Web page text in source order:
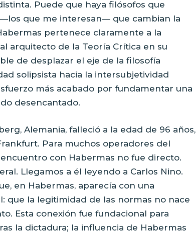
Puede que haya filósofos que
que me interesan— que cambian la
pertenece claramente a la
arquitecto de la Teoría Crítica en su
de desplazar el eje de la filosofía
solipsista hacia la intersubjetividad
más acabado por fundamentar una
desencantado.
Alemania, falleció a la edad de 96 años,
Para muchos operadores del
con Habermas no fue directo.
Llegamos a él leyendo a Carlos Nino.
en Habermas, aparecía con una
que la legitimidad de las normas no nace
Esta conexión fue fundacional para
la dictadura; la influencia de Habermas